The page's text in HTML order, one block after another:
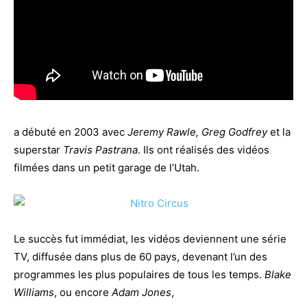
a débuté en 2003 avec Jeremy Rawle, Greg Godfreyet la
superstar Travis Pastrana. Ils ont réalisés des vidéos
filmées dans un petit garage de l’Utah.
Le succès fut immédiat, les vidéos deviennent une série
TV, diffusée dans plus de 60 pays, devenant l’un des
programmes les plus populaires de tous les temps. Blake
Williams, ou encore Adam Jones,